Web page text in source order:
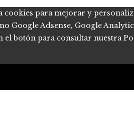
cookies para mejorar y
Google Adsense, Google
el botón para consultar nuestra